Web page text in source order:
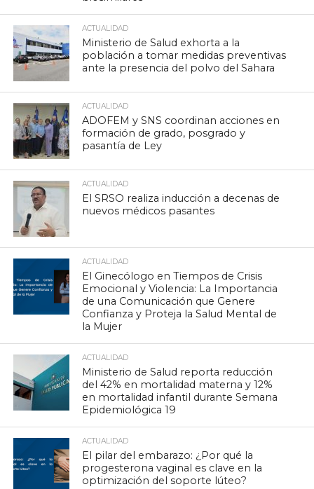
ACTUALIDAD
Ministerio de Salud exhorta a la
población a tomar medidas preventivas
ante la presencia del polvo del Sahara
ACTUALIDAD
ADOFEM y SNS coordinan acciones en
formación de grado, posgrado y
pasantía de Ley
ACTUALIDAD
El SRSO realiza inducción a decenas de
nuevos médicos pasantes
ACTUALIDAD
El Ginecólogo en Tiempos de Crisis
Emocional y Violencia: La Importancia
de una Comunicación que Genere
Confianza y Proteja la Salud Mental de
la Mujer
ACTUALIDAD
Ministerio de Salud reporta reducción
del 42% en mortalidad materna y 12%
en mortalidad infantil durante Semana
Epidemiológica 19
ACTUALIDAD
El pilar del embarazo: ¿Por qué la
progesterona vaginal es clave en la
optimización del soporte lúteo?